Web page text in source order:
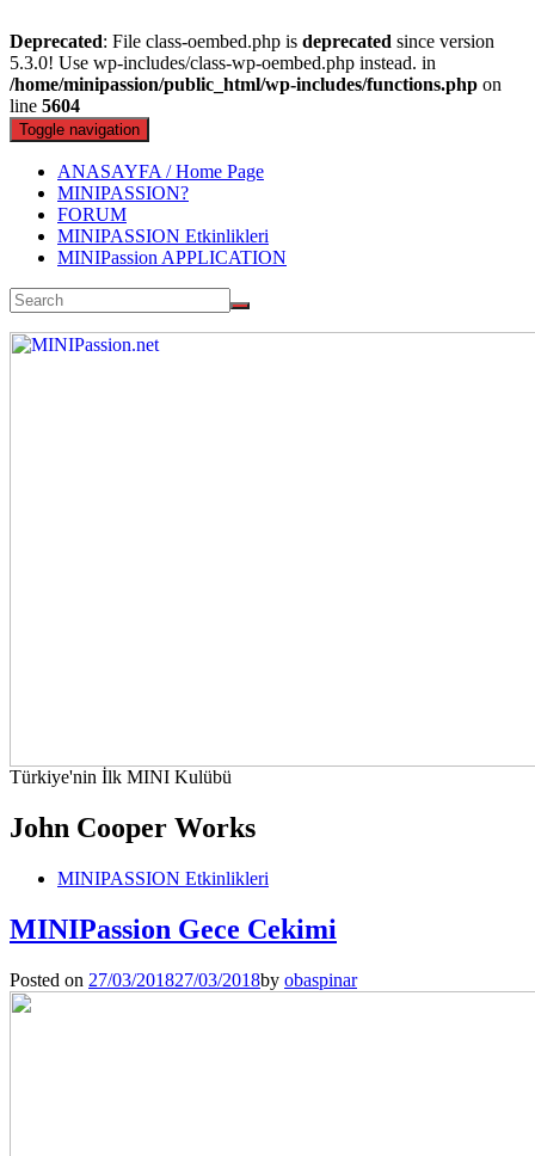
Deprecated: File class-oembed.php is deprecated since version
5.3.0! Use wp-includes/class-wp-oembed.php instead. in
/home/minipassion/public_html/wp-includes/functions.php on
line 5604
Toggle navigation
ANASAYFA / Home Page
MINIPASSION?
FORUM
MINIPASSION Etkinlikleri
MINIPassion APPLICATION
Türkiye'nin İlk MINI Kulübü
John Cooper Works
MINIPASSION Etkinlikleri
MINIPassion Gece Cekimi
Posted on 27/03/201827/03/2018by obaspinar